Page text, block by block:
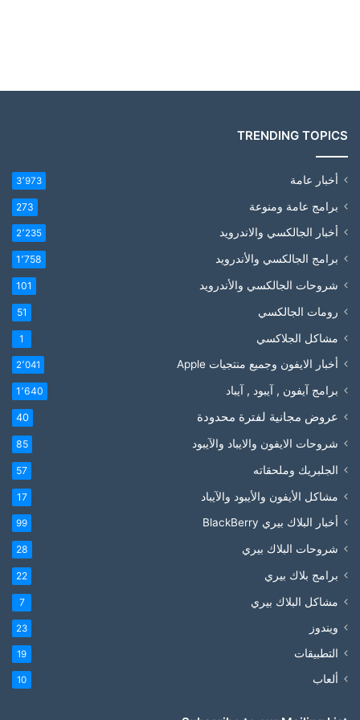
TRENDING TOPICS
أخبار عامة 3٬973
برامج عامة ومنوعة 273
أخبار الجالكسي والاندرويد 2٬235
برامج الجالكسي والأندرويد 1٬758
شروحات الجالكسي والأندرويد 101
رومات الجالكسي 51
مشاكل الجلاكسي 1
أخبار الايفون وجميع منتجيات Apple 2٬041
برامج آيفون , آيبود , آيباد 1٬640
عروض مجانية لفترة محدودة 40
شروحات الايفون والايباد والآيبود 85
الجلبريك وملحقاته 57
مشاكل الأيفون والأيبود والآيباد 17
أخبار البلاك بيري BlackBerry 99
شروحات البلاك بيري 28
برامج بلاك بيري 22
مشاكل البلاك بيري 7
ويندوز 23
التطبيقات 19
ألعاب 10